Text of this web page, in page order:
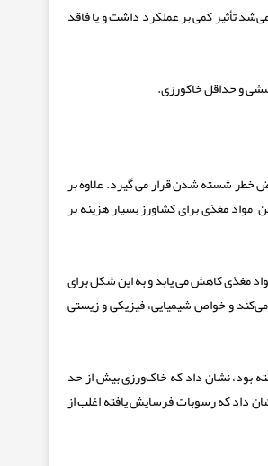
تأثیر کمی بر عملکرد داشت و یا فاقد
و حداقل خاکورزی.
خطر شسته شدن قرار می گیرد. علاوه بر
مغذی برای کشاورز بسیار هزینه بر
مغذی کاهش می یابد و به این شکل برای
و خواص شیمیایی، فیزیکی و زیستی
بود، نشان داد که خاک‌ورزی بیش از حد
داد که رسوبات فرسایش یافته اغلب از